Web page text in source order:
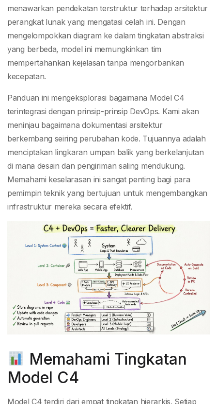
menawarkan pendekatan terstruktur terhadap arsitektur
perangkat lunak yang mengatasi celah ini. Dengan
mengelompokkan diagram ke dalam tingkatan abstraksi
yang berbeda, model ini memungkinkan tim
mempertahankan kejelasan tanpa mengorbankan
kecepatan.
Panduan ini mengeksplorasi bagaimana Model C4
terintegrasi dengan prinsip-prinsip DevOps. Kami akan
meninjau bagaimana dokumentasi arsitektur
berkembang seiring perubahan kode. Tujuannya adalah
menciptakan lingkaran umpan balik yang berkelanjutan
di mana desain dan pengiriman saling mendukung.
Memahami keselarasan ini sangat penting bagi para
pemimpin teknik yang bertujuan untuk mengembangkan
infrastruktur mereka secara efektif.
Memahami Tingkatan
Model C4
Model C4 terdiri dari empat tingkatan hierarkis. Setiap